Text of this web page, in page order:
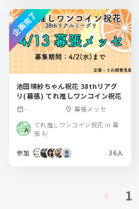
池田瑛紗ちゃん祝花 38thリアグ
リ(幕張) てれ推しワンコイン祝花
calendar_month - location_on 幕張メッセ
てれ推しワンコイン祝花 in 幕
張 4/
参加 36人
企画完了
chevron_left 1